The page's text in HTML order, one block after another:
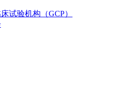
试验机构（GCP）